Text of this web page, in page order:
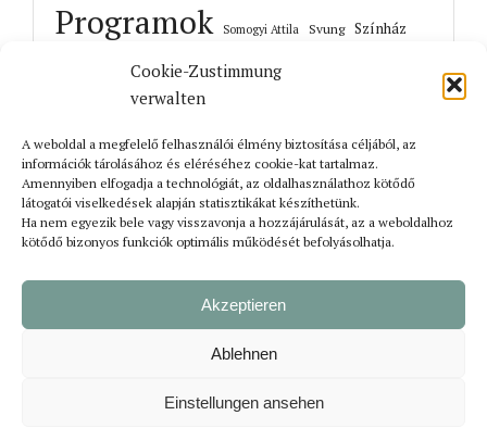
Cookie-Zustimmung
verwalten
A weboldal a megfelelő felhasználói élmény biztosítása céljából, az
információk tárolásához és eléréséhez cookie-kat tartalmaz.
Amennyiben elfogadja a technológiát, az oldalhasználathoz kötődő
látogatói viselkedések alapján statisztikákat készíthetünk.
Ha nem egyezik bele vagy visszavonja a hozzájárulását, az a weboldalhoz
kötődő bizonyos funkciók optimális működését befolyásolhatja.
Akzeptieren
Ablehnen
Einstellungen ansehen
Programok Somogyi Attila Svung Színház
Topler János táncház történelem UMIZ
zene Őrisziget
Korábbi cikkek